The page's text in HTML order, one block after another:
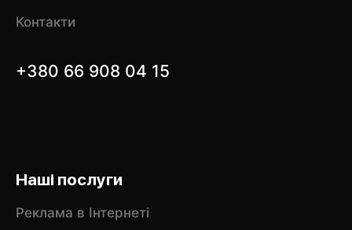
Контакти
+380 66 908 04 15
Наші послуги
Реклама в Інтернеті